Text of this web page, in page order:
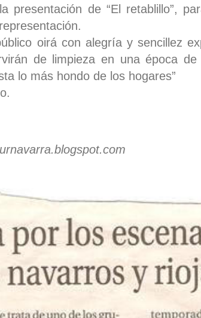
presentación de “El retablillo”,
oirá con alegría y sencillez
de limpieza en una época de
lo más hondo de los hogares”